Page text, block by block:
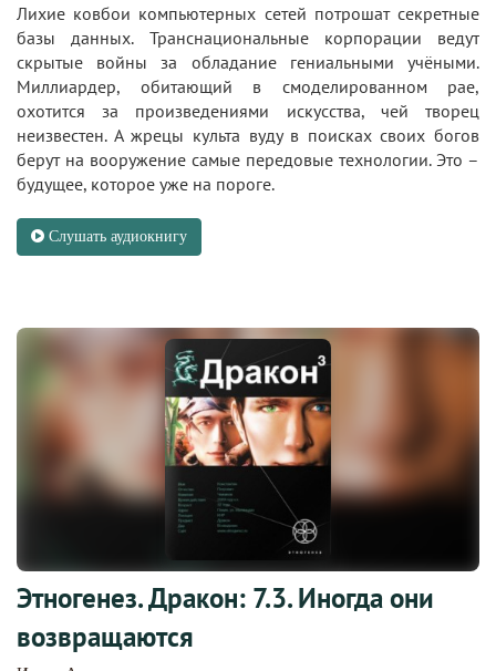
Лихие ковбои компьютерных сетей потрошат секретные
базы данных. Транснациональные корпорации ведут
скрытые войны за обладание гениальными учёными.
Миллиардер, обитающий в смоделированном рае,
охотится за произведениями искусства, чей творец
неизвестен. А жрецы культа вуду в поисках своих богов
берут на вооружение самые передовые технологии. Это –
будущее, которое уже на пороге.
Слушать аудиокнигу
Этногенез. Дракон: 7.3. Иногда они
возвращаются